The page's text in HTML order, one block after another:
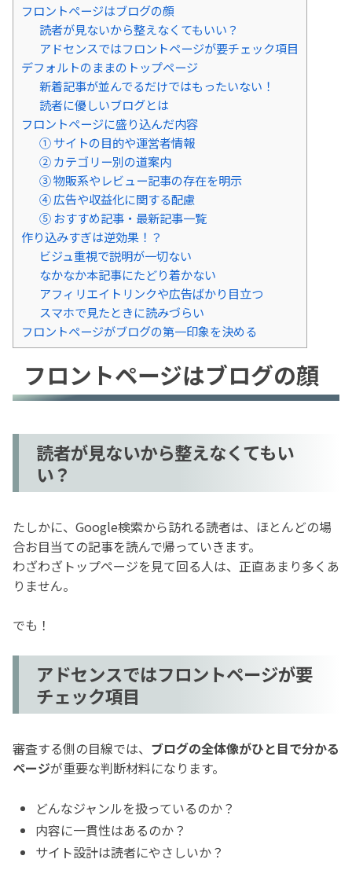
フロントページはブログの顔
読者が見ないから整えなくてもいい？
アドセンスではフロントページが要チェック項目
デフォルトのままのトップページ
新着記事が並んでるだけではもったいない！
読者に優しいブログとは
フロントページに盛り込んだ内容
① サイトの目的や運営者情報
② カテゴリー別の道案内
③ 物販系やレビュー記事の存在を明示
④ 広告や収益化に関する配慮
⑤ おすすめ記事・最新記事一覧
作り込みすぎは逆効果！？
ビジュ重視で説明が一切ない
なかなか本記事にたどり着かない
アフィリエイトリンクや広告ばかり目立つ
スマホで見たときに読みづらい
フロントページがブログの第一印象を決める
フロントページはブログの顔
読者が見ないから整えなくてもい
い？
たしかに、Google検索から訪れる読者は、ほとんどの場
合お目当ての記事を読んで帰っていきます。
わざわざトップページを見て回る人は、正直あまり多くあ
りません。
でも！
アドセンスではフロントページが要
チェック項目
審査する側の目線では、 ブログの全体像がひと目で分かる
ページが重要な判断材料になります。
どんなジャンルを扱っているのか？
内容に一貫性はあるのか？
サイト設計は読者にやさしいか？